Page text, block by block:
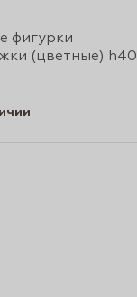
фигурки
(цветные) h40